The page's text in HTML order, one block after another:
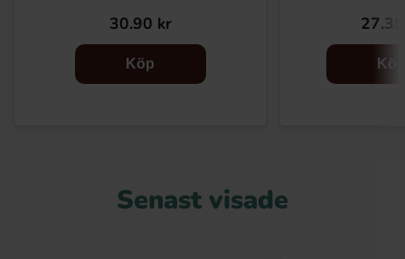
30.90 kr
Köp Köp
Senast visade